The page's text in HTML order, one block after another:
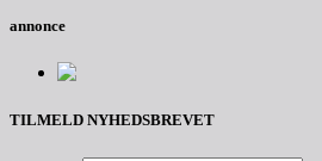
annonce
TILMELD NYHEDSBREVET